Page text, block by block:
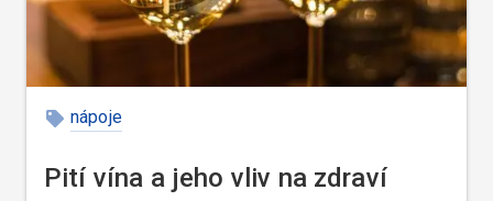
nápoje
Pití vína a jeho vliv na zdraví